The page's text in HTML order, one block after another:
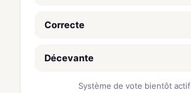
Correcte
Décevante
Système de vote bientôt actif